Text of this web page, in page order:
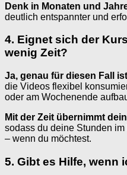
Denk in Monaten und
deutlich entspannter und
4. Eignet sich der
wenig Zeit?
Ja, genau für diesen Fall
die Videos flexibel
oder am Wochenende
Mit der Zeit übernimmt
sodass du deine Stunden
– wenn du möchtest.
5. Gibt es Hilfe, wenn